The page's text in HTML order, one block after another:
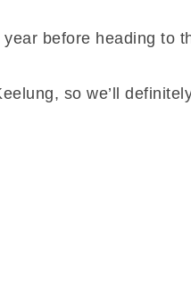
before heading to
so we’ll